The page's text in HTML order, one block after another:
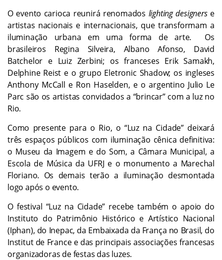
O evento carioca reunirá renomados lighting designerse
artistas nacionais e internacionais, que transformam a
iluminação urbana em uma forma de arte. Os
brasileiros Regina Silveira, Albano Afonso, David
Batchelor e Luiz Zerbini; os franceses Erik Samakh,
Delphine Reist e o grupo Eletronic Shadow; os ingleses
Anthony McCall e Ron Haselden, e o argentino Julio Le
Parc são os artistas convidados a “brincar” com a luz no
Rio.
Como presente para o Rio, o “Luz na Cidade” deixará
três espaços públicos com iluminação cênica definitiva:
o Museu da Imagem e do Som, a Câmara Municipal, a
Escola de Música da UFRJ e o monumento a Marechal
Floriano. Os demais terão a iluminação desmontada
logo após o evento.
O festival “Luz na Cidade” recebe também o apoio do
Instituto do Patrimônio Histórico e Artístico Nacional
(Iphan), do Inepac, da Embaixada da França no Brasil, do
Institut de France e das principais associações francesas
organizadoras de festas das luzes.